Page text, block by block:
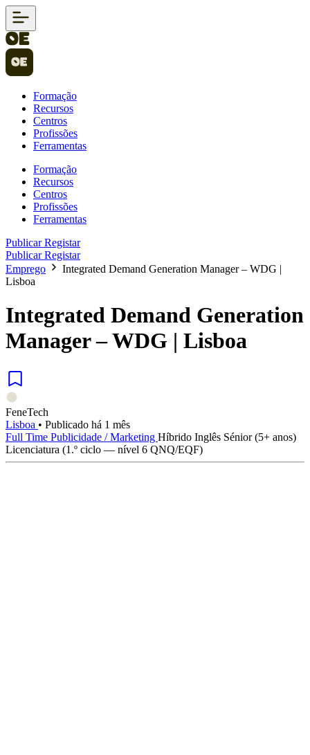
Formação
Recursos
Centros
Profissões
Ferramentas
Formação
Recursos
Centros
Profissões
Ferramentas
PublicarRegistar
PublicarRegistar
Emprego
Integrated Demand Generation Manager – WDG |
Lisboa
Integrated Demand Generation
Manager – WDG | Lisboa
FeneTech
Lisboa • Publicado há 1 mês
Full Time Publicidade / Marketing Híbrido Inglês Sénior (5+ anos)
Licenciatura (1.º ciclo — nível 6 QNQ/EQF)